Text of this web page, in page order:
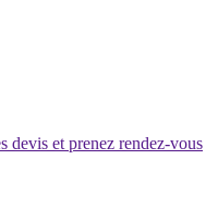
devis et prenez rendez-vous